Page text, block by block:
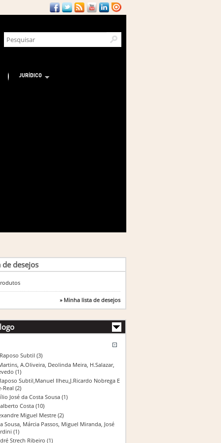
JURÍDICO
de desejos
» Minha lista de desejos
Subtil (3)
A.Oliveira, Deolinda Meira, H.Salazar,
(1)
Subtil,Manuel Ilheu,J.Ricardo Nobrega E
Real (2)
José da Costa Sousa (1)
Costa(10)
Miguel Mestre(2)
Sousa, Márcia Passos, Miguel Miranda, José
(1)
Strech Ribeiro (1)